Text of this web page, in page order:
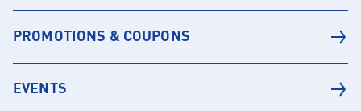
PROMOTIONS & COUPONS
EVENTS